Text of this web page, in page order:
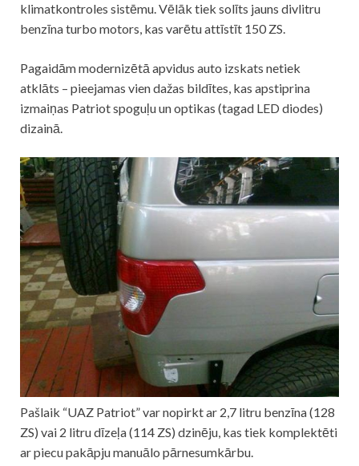
klimatkontroles sistēmu. Vēlāk tiek solīts jauns divlitru
benzīna turbo motors, kas varētu attīstīt 150 ZS.
Pagaidām modernizētā apvidus auto izskats netiek
atklāts – pieejamas vien dažas bildītes, kas apstiprina
izmaiņas Patriot spoguļu un optikas (tagad LED diodes)
dizainā.
Pašlaik “UAZ Patriot” var nopirkt ar 2,7 litru benzīna (128
ZS) vai 2 litru dīzeļa (114 ZS) dzinēju, kas tiek komplektēti
ar piecu pakāpju manuālo pārnesumkārbu.